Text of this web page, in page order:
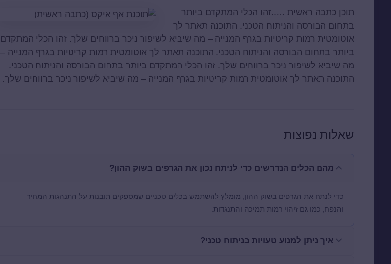
תוכן כתבה ראשית …..זהו הכלי המתקדם ביותר
בתחום הבורסה והניתוח הטכני. התוכנה תאתר לך
אוטומטית רמות קריטיות בגרף המנייה – מה שיביא לשיפור ניכר ברווחים שלך. זהו הכלי המתקדם
ביותר בתחום הבורסה והניתוח הטכני. התוכנה תאתר לך אוטומטית רמות קריטיות בגרף המנייה –
מה שיביא לשיפור ניכר ברווחים שלך. זהו הכלי המתקדם ביותר בתחום הבורסה והניתוח הטכני.
התוכנה תאתר לך אוטומטית רמות קריטיות בגרף המנייה – מה שיביא לשיפור ניכר ברווחים שלך.
שאלות נפוצות
מהם הכלים הנדרשים כדי לניתח נכון את הגרפים בשוק ההון?
כדי לנתח את הגרפים בשוק ההון, מומלץ להשתמש בכלים טכניים שמספקים תובנות על התנהגות המחיר
והנפח, כמו גם זיהוי רמות תמיכה והתנגדות.
איך ניתן למנוע טעויות בניתוח טכני?